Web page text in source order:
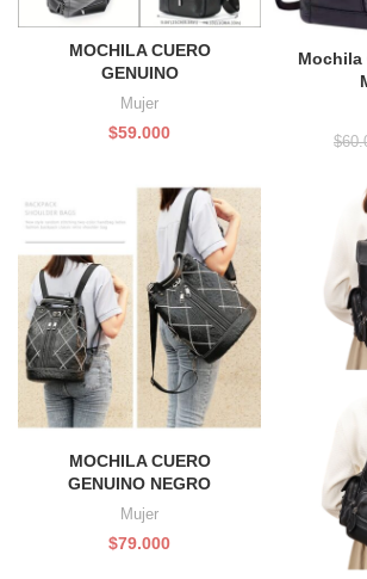
MOCHILA CUERO
GENUINO
Mujer
$59.000
Mochila
$
MOCHILA CUERO
GENUINO NEGRO
Mujer
$79.000